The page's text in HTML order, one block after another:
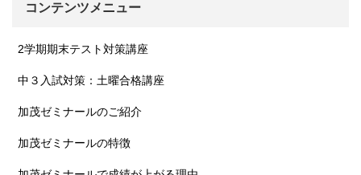
コンテンツメニュー
2学期期末テスト対策講座
中３入試対策：土曜合格講座
加茂ゼミナールのご紹介
加茂ゼミナールの特徴